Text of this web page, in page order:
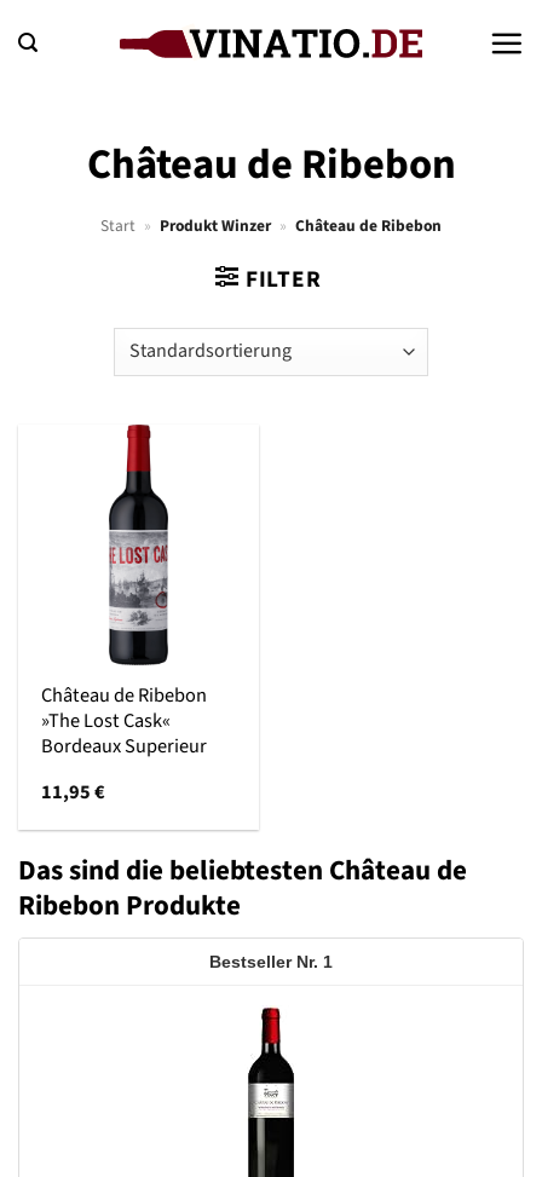
Inhalt
Château de Ribebon
Start » Produkt Winzer » Château de Ribebon
FILTER
Château de Ribebon
»The Lost Cask«
Bordeaux Superieur
11,95€
Das sind die beliebtesten Château de
Ribebon Produkte
1